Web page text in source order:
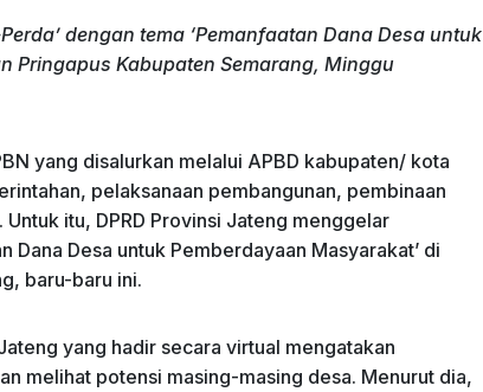
dengan tema ‘Pemanfaatan Dana Desa untuk
Pringapus Kabupaten Semarang, Minggu
yang disalurkan melalui APBD kabupaten/ kota
pelaksanaan pembangunan, pembinaan
itu, DPRD Provinsi Jateng menggelar
Dana Desa untuk Pemberdayaan Masyarakat’ di
baru-baru ini.
yang hadir secara virtual mengatakan
melihat potensi masing-masing desa. Menurut dia,